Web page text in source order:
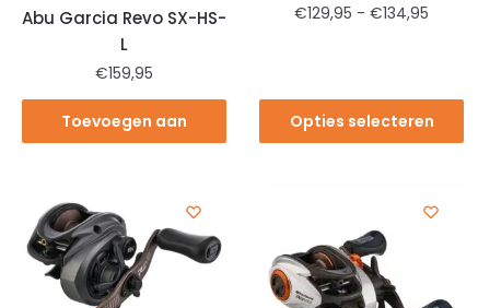
Abu Garcia Revo SX-HS-
L
€159,95
Toevoegen aan
€129,95 - €134,95
Opties selecteren